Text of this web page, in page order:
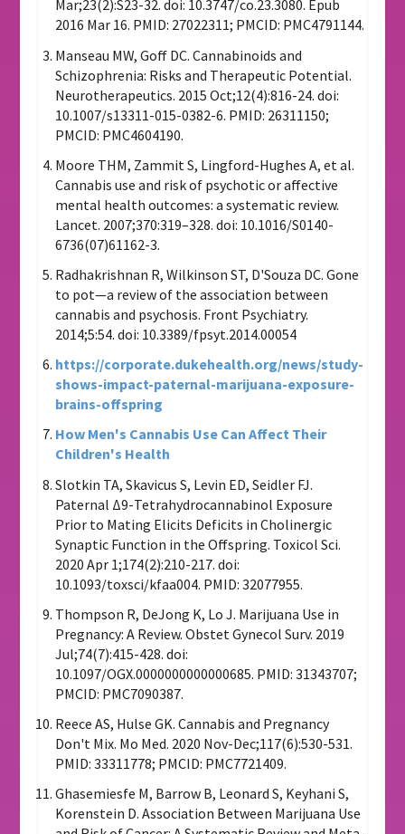
Mar;23(2):S23-32. doi: 10.3747/co.23.3080. Epub
2016 Mar 16. PMID: 27022311; PMCID: PMC4791144.
Manseau MW, Goff DC. Cannabinoids and
Schizophrenia: Risks and Therapeutic Potential.
Neurotherapeutics. 2015 Oct;12(4):816-24. doi:
10.1007/s13311-015-0382-6. PMID: 26311150;
PMCID: PMC4604190.
Moore THM, Zammit S, Lingford-Hughes A, et al.
Cannabis use and risk of psychotic or affective
mental health outcomes: a systematic review.
Lancet. 2007;370:319–328. doi: 10.1016/S0140-
6736(07)61162-3.
Radhakrishnan R, Wilkinson ST, D'Souza DC. Gone
to pot—a review of the association between
cannabis and psychosis. Front Psychiatry.
2014;5:54. doi: 10.3389/fpsyt.2014.00054
https://corporate.dukehealth.org/news/study-
shows-impact-paternal-marijuana-exposure-
brains-offspring
How Men's Cannabis Use Can Affect Their
Children's Health
Slotkin TA, Skavicus S, Levin ED, Seidler FJ.
Paternal Δ9-Tetrahydrocannabinol Exposure
Prior to Mating Elicits Deficits in Cholinergic
Synaptic Function in the Offspring. Toxicol Sci.
2020 Apr 1;174(2):210-217. doi:
10.1093/toxsci/kfaa004. PMID: 32077955.
Thompson R, DeJong K, Lo J. Marijuana Use in
Pregnancy: A Review. Obstet Gynecol Surv. 2019
Jul;74(7):415-428. doi:
10.1097/OGX.0000000000000685. PMID: 31343707;
PMCID: PMC7090387.
Reece AS, Hulse GK. Cannabis and Pregnancy
Don't Mix. Mo Med. 2020 Nov-Dec;117(6):530-531.
PMID: 33311778; PMCID: PMC7721409.
Ghasemiesfe M, Barrow B, Leonard S, Keyhani S,
Korenstein D. Association Between Marijuana Use